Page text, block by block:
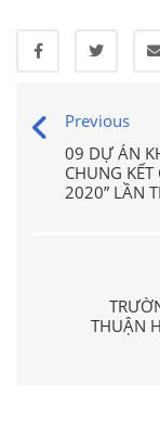
Previous
09 DỰ ÁN
CHUNG
2020” LẦN
THUẬN